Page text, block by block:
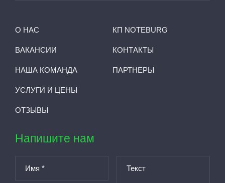
О НАС
ВАКАНСИИ
НАША КОМАНДА
УСЛУГИ И ЦЕНЫ
ОТЗЫВЫ
КП NOTEBURG
КОНТАКТЫ
ПАРТНЕРЫ
Напишите нам